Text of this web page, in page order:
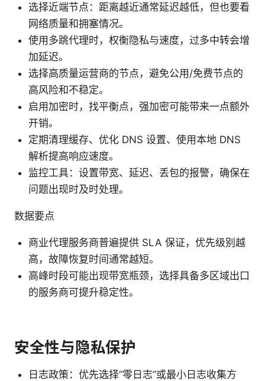
选择近端节点：距离越近通常延迟越低，但也要看
网络质量和拥塞情况。
使用多跳代理时，权衡隐私与速度，过多中转会增
加延迟。
选择高质量运营商的节点，避免公用/免费节点的
高风险和不稳定。
启用加密时，找平衡点，强加密可能带来一点额外
开销。
定期清理缓存、优化 DNS 设置、使用本地 DNS
解析提高响应速度。
监控工具：设置带宽、延迟、丢包的报警，确保在
问题出现时及时处理。
数据要点
商业代理服务商普遍提供 SLA 保证，优先级别越
高，故障恢复时间通常越短。
高峰时段可能出现带宽瓶颈，选择具备多区域出口
的服务商可提升稳定性。
安全性与隐私保护
日志政策：优先选择“零日志”或最小日志收集方